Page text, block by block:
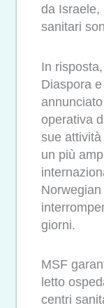
da Israele,
sanitari
In
Diaspora
operativa
sue
un più
giorni.
MSF
letto
centri